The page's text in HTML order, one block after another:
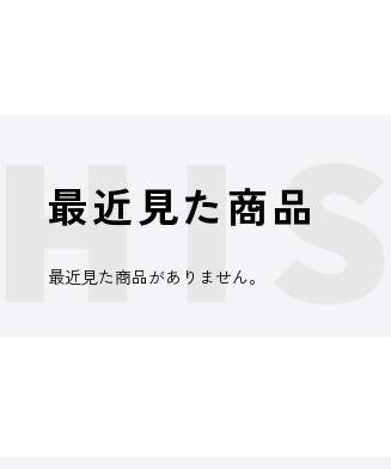
最近見た商品
最近見た商品がありません。